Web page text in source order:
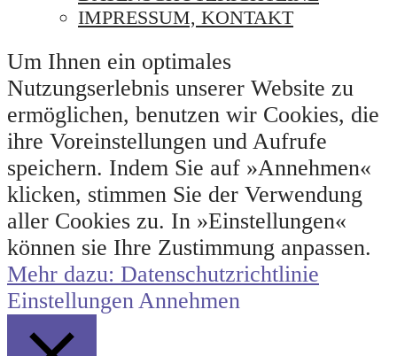
IMPRESSUM, KONTAKT
Um Ihnen ein optimales
Nutzungserlebnis unserer Website zu
ermöglichen, benutzen wir Cookies, die
ihre Voreinstellungen und Aufrufe
speichern. Indem Sie auf »Annehmen«
klicken, stimmen Sie der Verwendung
aller Cookies zu. In »Einstellungen«
können sie Ihre Zustimmung anpassen.
Mehr dazu: Datenschutzrichtlinie
EinstellungenAnnehmen